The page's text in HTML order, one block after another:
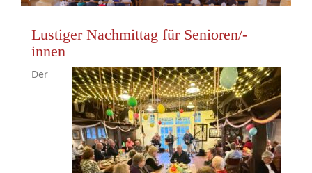
Lustiger Nachmittag für Senioren/-
innen
Der